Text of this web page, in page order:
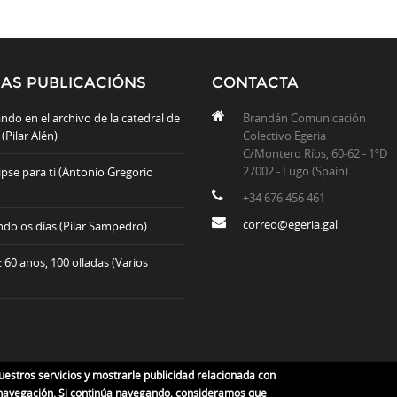
PUBLICACIÓNS
en el archivo de la catedral de
Alén)
para ti (Antonio Gregorio
os días (Pilar Sampedro)
60 anos, 100 olladas (Varios
CONTACTA
Brandán Comunicación
Colectivo Egeria
C/Montero Ríos, 60-62 - 1ºD
27002 - Lugo (Spain)
+34 676 456 461
correo@egeria.gal
servicios y mostrarle publicidad relacionada con
Si continúa navegando, consideramos que